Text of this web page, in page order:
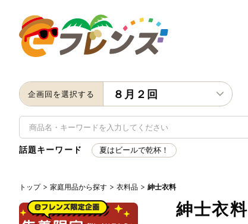
企画回を選択する ８月２回
キーワード
キーワードをすべて含む
話題キーワード 夏はビールで乾杯！
トップ 家庭用品から探す 衣料品 紳士衣料
紳士衣料